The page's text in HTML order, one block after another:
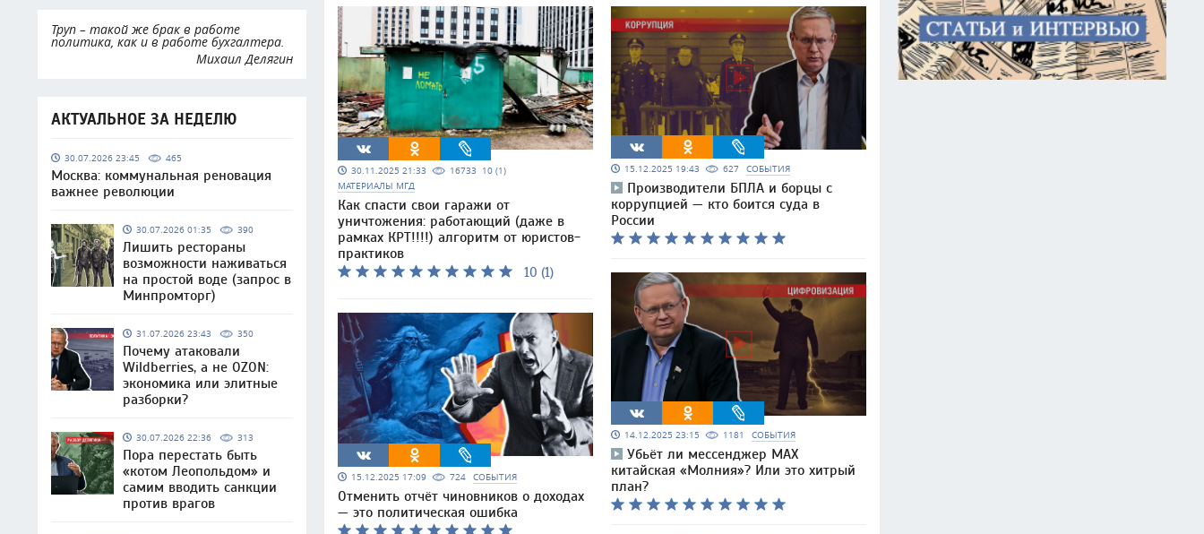
Труп – такой же брак в работе
политика, как и в работе бухгалтера.
Михаил Делягин
АКТУАЛЬНОЕ ЗА НЕДЕЛЮ
30.07.2026 23:45 465
Москва: коммунальная реновация
важнее революции
30.07.2026 01:35 390
Лишить рестораны
возможности наживаться
на простой воде (запрос в
Минпромторг)
31.07.2026 23:43 350
Почему атаковали
Wildberries, а не OZON:
экономика или элитные
разборки?
30.07.2026 22:36 313
Пора перестать быть
«котом Леопольдом» и
самим вводить санкции
против врагов
30.11.2025 21:33 16733 10 (1)
МАТЕРИАЛЫ МГД
Как спасти свои гаражи от
уничтожения: работающий (даже в
рамках КРТ!!!!) алгоритм от юристов-
практиков
10 (1)
15.12.2025 17:09 724 СОБЫТИЯ
Отменить отчёт чиновников о доходах
— это политическая ошибка
15.12.2025 19:43 627 СОБЫТИЯ
Производители БПЛА и борцы с
коррупцией — кто боится суда в
России
14.12.2025 23:15 1181 СОБЫТИЯ
Убьёт ли мессенджер МАХ
китайская «Молния»? Или это хитрый
план?